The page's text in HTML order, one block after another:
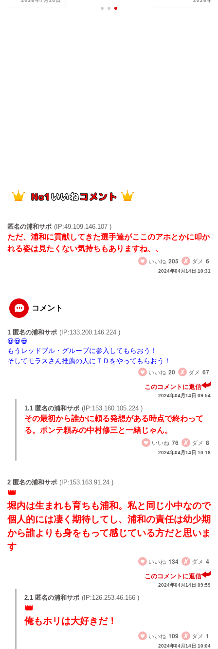
匿名の浦和サポ (IP:49.109.146.107 )
ただ、浦和に貢献してきた選手達がここのアホとかに叩か
れる姿は見たくない気持ちもありますね、、
いいね 205 ダメ 6
2024年04月14日 10:31
コメント
1 匿名の浦和サポ (IP:133.200.146.224 )
もうレッドブル・グループに参入してもらおう！
そしてモラスさん推薦の人にＴＤをやってもらおう！
いいね 20 ダメ 67
このコメントに返信
2024年04月14日 09:54
1.1 匿名の浦和サポ (IP:153.160.105.224 )
その最初から誰かに頼る発想がある時点で終わって
る。ポンテ頼みの中村修三と一緒じゃん。
いいね 76 ダメ 8
2024年04月14日 10:18
2 匿名の浦和サポ (IP:153.163.91.24 )
堀内は生まれも育ちも浦和。私と同じ小中なので
個人的には凄く期待してし、浦和の責任は幼少期
から誰よりも身をもって感じている方だと思いま
す
いいね 134 ダメ 4
このコメントに返信
2024年04月14日 09:59
2.1 匿名の浦和サポ (IP:126.253.46.166 )
俺もホリは大好きだ！
いいね 109 ダメ 1
2024年04月14日 10:04